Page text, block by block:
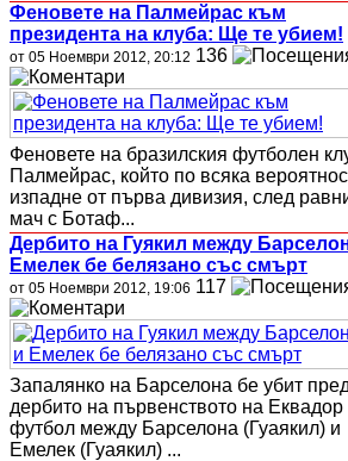
Феновете на Палмейрас към
президента на клуба: Ще те убием!
от 05 Ноември 2012, 20:12 136
Феновете на бразилския футболен
Палмейрас, който по всяка
изпадне от първа дивизия, след
мач с Ботаф...
Дербито на Гуякил между
Емелек бе белязано със смърт
от 05 Ноември 2012, 19:06 117
Запалянко на Барселона бе убит
дербито на първенството на Еквадор
футбол между Барселона (Гуаякил) и
Емелек (Гуаякил) ...